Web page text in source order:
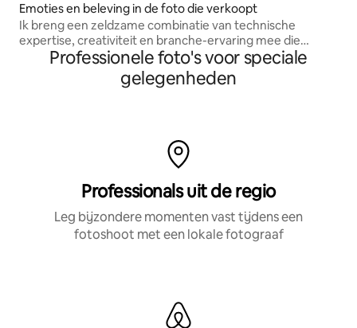
Emoties en beleving in de foto die verkoopt
Ik breng een zeldzame combinatie van technische
expertise, creativiteit en branche-ervaring mee die
vastgoedadvertenties helpt opvallen en kijkers omzet in
Professionele foto's voor speciale
gelegenheden
Professionals uit de regio
Leg bijzondere momenten vast tijdens een
fotoshoot met een lokale fotograaf